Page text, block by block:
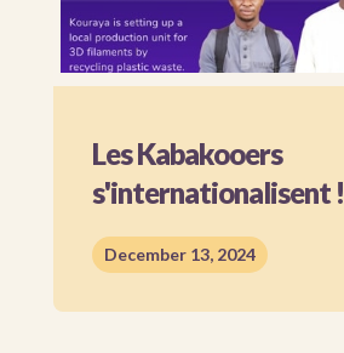
Les Kabakooers
s'internationalisent !
December 13, 2024